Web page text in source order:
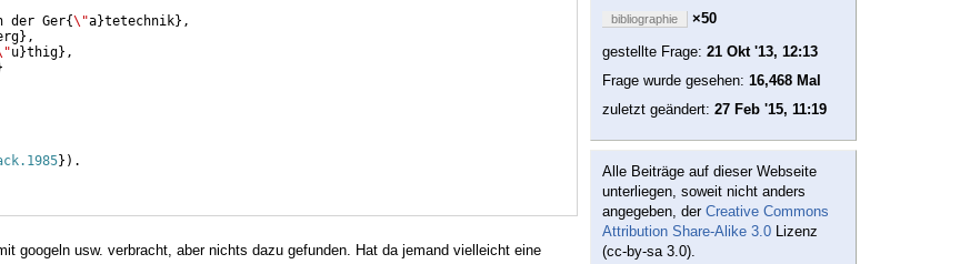
der Ger{\"a}tetechnik} ,
} ,
u}thig} ,
} ) .
googeln usw. verbracht, aber nichts dazu gefunden. Hat da jemand vielleicht eine
bibliographie
×50
gestellte Frage: 21 Okt '13, 12:13
Frage wurde gesehen: 16,468 Mal
zuletzt geändert: 27 Feb '15, 11:19
Alle Beiträge auf dieser Webseite
unterliegen, soweit nicht anders
angegeben, der Creative Commons
Attribution Share-Alike 3.0 Lizenz
(cc-by-sa 3.0).